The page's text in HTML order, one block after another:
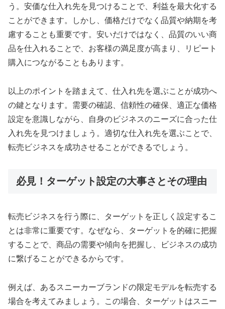
う。安価な仕入れ先を見つけることで、利益を最大化する
ことができます。しかし、価格だけでなく品質や納期を考
慮することも重要です。安いだけではなく、品質のいい商
品を仕入れることで、お客様の満足度が高まり、リピート
購入につながることもあります。
以上のポイントを踏まえて、仕入れ先を選ぶことが成功へ
の鍵となります。需要の確認、信頼性の確保、適正な価格
設定を意識しながら、自身のビジネスのニーズに合った仕
入れ先を見つけましょう。適切な仕入れ先を選ぶことで、
転売ビジネスを成功させることができるでしょう。
必見！ターゲット設定の大事さとその理由
転売ビジネスを行う際に、ターゲットを正しく設定するこ
とは非常に重要です。なぜなら、ターゲットを的確に把握
することで、商品の需要や傾向を把握し、ビジネスの成功
に繋げることができるからです。
例えば、あるスニーカーブランドの限定モデルを転売する
場合を考えてみましょう。この場合、ターゲットはスニー